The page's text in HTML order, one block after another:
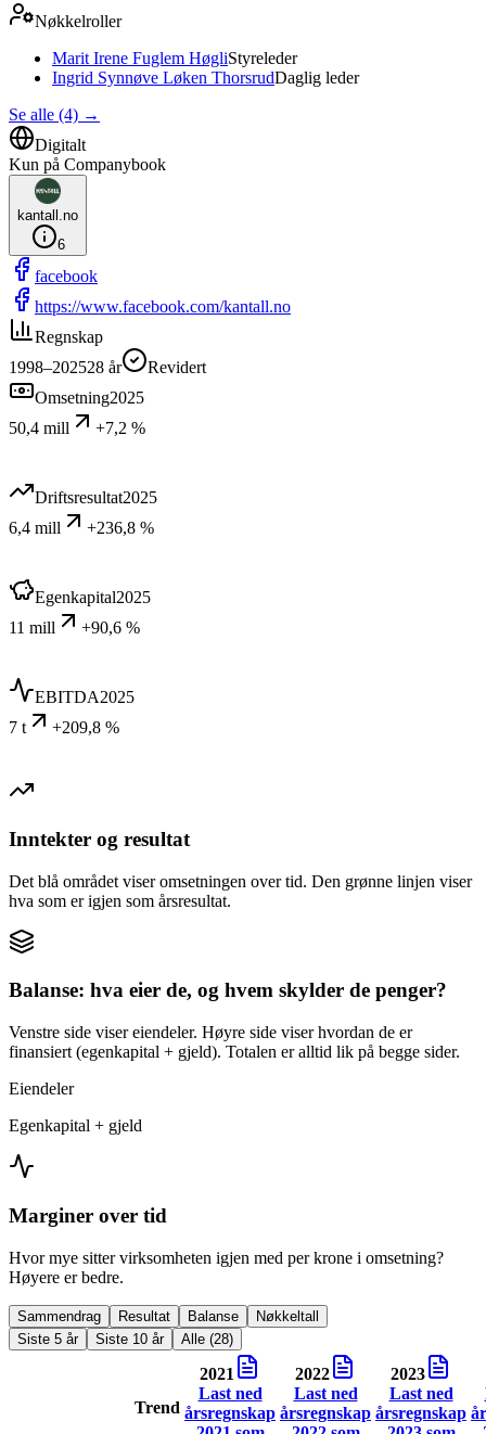
Nøkkelroller
Marit Irene Fuglem HøgliStyreleder
Ingrid Synnøve Løken ThorsrudDaglig leder
Se alle (4) →
Digitalt
Kun på Companybook
kantall.no
6
facebook
https://www.facebook.com/kantall.no
Regnskap
1998–202528 år
Revidert
Omsetning2025
50,4 mill
+7,2 %
Driftsresultat2025
6,4 mill
+236,8 %
Egenkapital2025
11 mill
+90,6 %
EBITDA2025
7 t
+209,8 %
Inntekter og resultat
Det blå området viser omsetningen over tid. Den grønne linjen viser
hva som er igjen som årsresultat.
Balanse: hva eier de, og hvem skylder de penger?
Venstre side viser eiendeler. Høyre side viser hvordan de er
finansiert (egenkapital + gjeld). Totalen er alltid lik på begge sider.
Eiendeler
Egenkapital + gjeld
Marginer over tid
Hvor mye sitter virksomheten igjen med per krone i omsetning?
Høyere er bedre.
Sammendrag Resultat Balanse
Nøkkeltall
Siste 5 år
Siste 10 år Alle (28)
Trend
2021
Last ned
årsregnskap
2022
Last ned
årsregnskap
2023
Last ned
årsregnskap